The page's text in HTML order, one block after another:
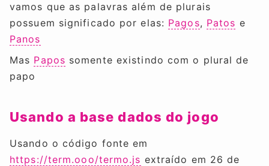
vamos que as palavras além de plurais
possuem significado por elas: Pagos, Patos e
Panos
Mas Papos somente existindo com o plural de
papo
Usando a base dados do jogo
Usando o código fonte em
https://term.ooo/termo.js extraído em 26 de